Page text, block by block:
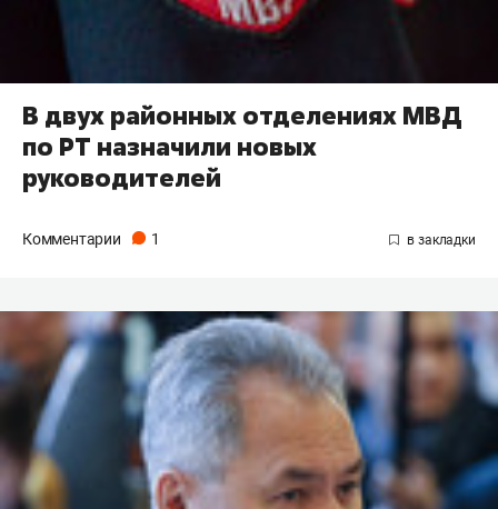
В двух районных отделениях МВД
по РТ назначили новых
руководителей
Комментарии 1